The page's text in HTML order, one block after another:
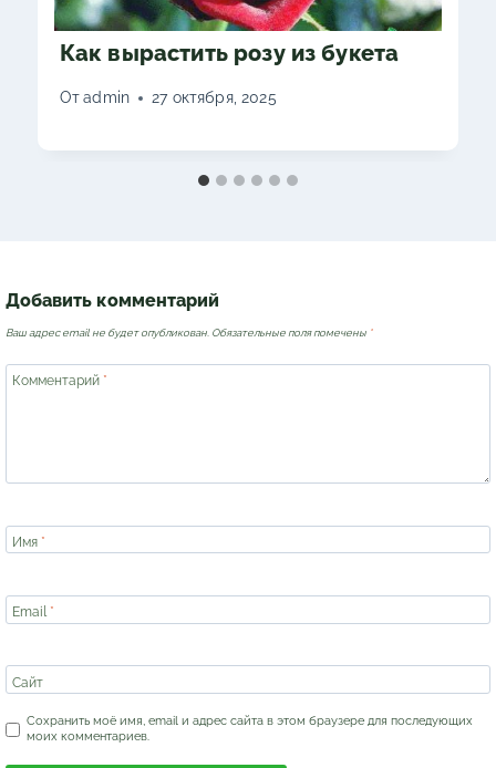
Как вырастить розу из букета
От admin 27 октября, 2025
Добавить комментарий
Ваш адрес email не будет опубликован. Обязательные поля помечены *
Комментарий *
Имя *
Email *
Сайт
Сохранить моё имя, email и адрес сайта в этом браузере для последующих
моих комментариев.